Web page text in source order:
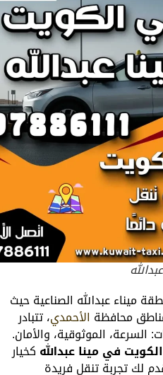
عبدالله الصناعية حيث
محافظةالأحمدي، تتبادر
الموثوقية، والأمان.
في مينا عبداللهكخيار
تجربة تنقل فريدة